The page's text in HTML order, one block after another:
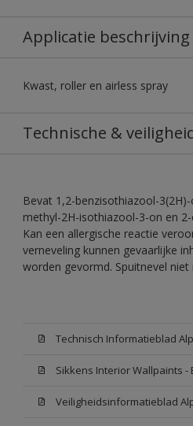
Applicatie beschrijving
Kwast, roller en airless spray
Technische &
Bevat 1,2-benzisothiazool-
methyl-2H-isothiazool-3-on en
Kan een allergische reactie
verneveling kunnen gevaarlijke
worden gevormd. Spuitnevel niet
Technisch Informatieblad